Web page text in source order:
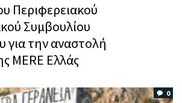
Περιφερειακού
Συμβουλίου
για την αναστολή
MERE Ελλάς
0